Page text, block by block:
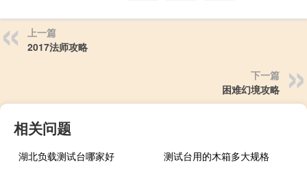
上一篇
2017法师攻略
下一篇
困难幻境攻略
相关问题
湖北负载测试台哪家好
测试台用的木箱多大规格